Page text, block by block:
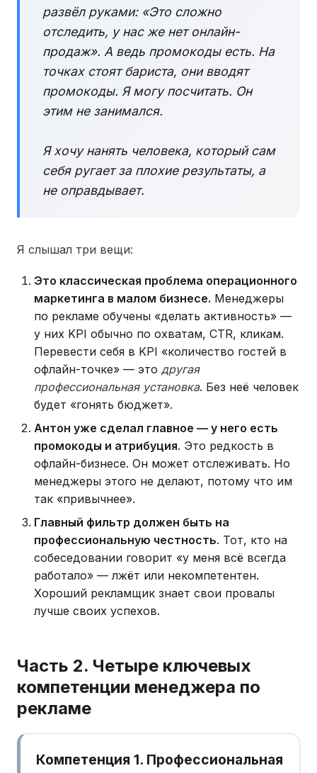
развёл руками: «Это сложно
отследить, у нас же нет онлайн-
продаж». А ведь промокоды есть. На
точках стоят бариста, они вводят
промокоды. Я могу посчитать. Он
этим не занимался.
Я хочу нанять человека, который сам
себя ругает за плохие результаты, а
не оправдывает.
Я слышал три вещи:
Это классическая проблема операционного
маркетинга в малом бизнесе. Менеджеры
по рекламе обучены «делать активность» —
у них KPI обычно по охватам, CTR, кликам.
Перевести себя в KPI «количество гостей в
офлайн-точке» — это другая
профессиональная установка. Без неё человек
будет «гонять бюджет».
Антон уже сделал главное — у него есть
промокоды и атрибуция. Это редкость в
офлайн-бизнесе. Он может отслеживать. Но
менеджеры этого не делают, потому что им
так «привычнее».
Главный фильтр должен быть на
профессиональную честность. Тот, кто на
собеседовании говорит «у меня всё всегда
работало» — лжёт или некомпетентен.
Хороший рекламщик знает свои провалы
лучше своих успехов.
Часть 2. Четыре ключевых
компетенции менеджера по
рекламе
Компетенция 1. Профессиональная